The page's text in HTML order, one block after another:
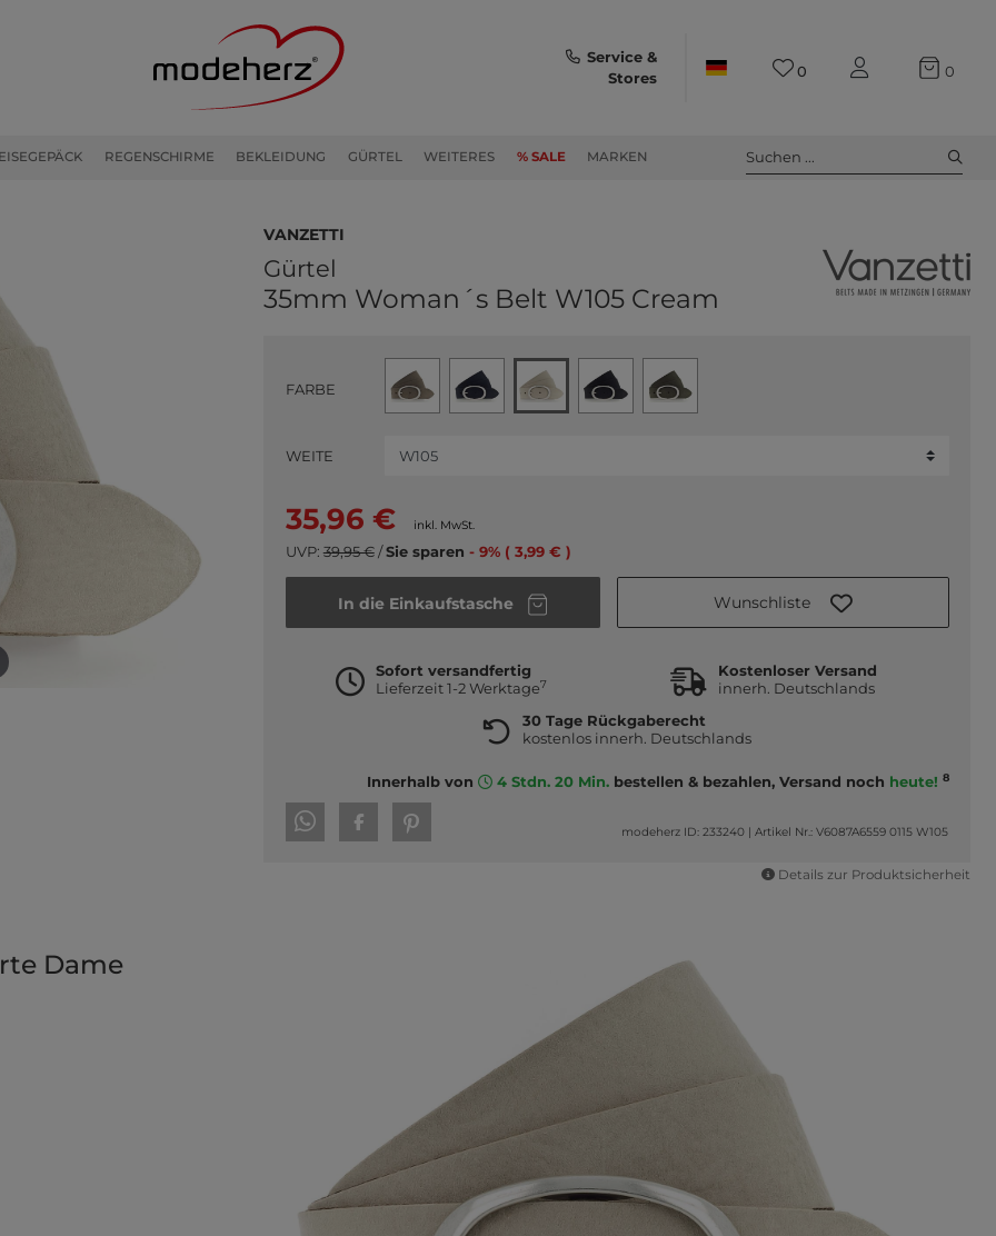
REGENSCHIRME BEKLEIDUNG GÜRTEL WEITERES % SALE MARKEN
Service &
Stores
0 0
Suchen ...
Vanzetti
Gürtel
35mm Woman´s Belt W105 Cream
FARBE
WEITE
35,96 € inkl. MwSt.
UVP: 39,95 €/Sie sparen - 9% ( 3,99 € )
In die Einkaufstasche Wunschliste
Sofort versandfertig
Lieferzeit 1-2 Werktage7
Kostenloser Versand
innerh. Deutschlands
30 Tage Rückgaberecht
kostenlos innerh. Deutschlands
Innerhalb von 4 Stdn. 20 Min.bestellen & bezahlen, Versand noch heute! 8
modeherz ID: 233240 |Artikel Nr.: V6087A6559 0115 W105
Details zur Produktsicherheit
Dame